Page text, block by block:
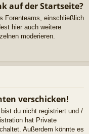
auf der Startseite?
Forenteams, einschließlich
hier auch weitere
moderieren.
verschicken!
du nicht registriert und /
hat Private
Außerdem könnte es